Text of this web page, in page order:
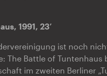
1991, 23’
ist noch
The Battle of Tuntenhaus
im zweiten Berliner